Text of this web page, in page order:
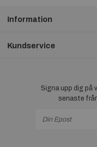
Information
Kundservice
Signa upp dig på
senaste